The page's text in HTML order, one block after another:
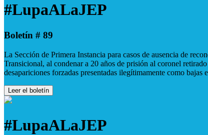
#LupaALaJEP
Boletín # 89
La Sección de Primera Instancia para casos de ausencia de
Transicional, al condenar a 20 años de prisión al coronel
desapariciones forzadas presentadas ilegítimamente como bajas
Leer el boletín
#LupaALaJEP